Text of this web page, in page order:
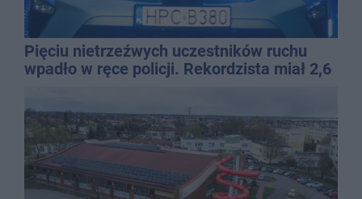
Pięciu nietrzeźwych uczestników ruchu
wpadło w ręce policji. Rekordzista miał 2,6